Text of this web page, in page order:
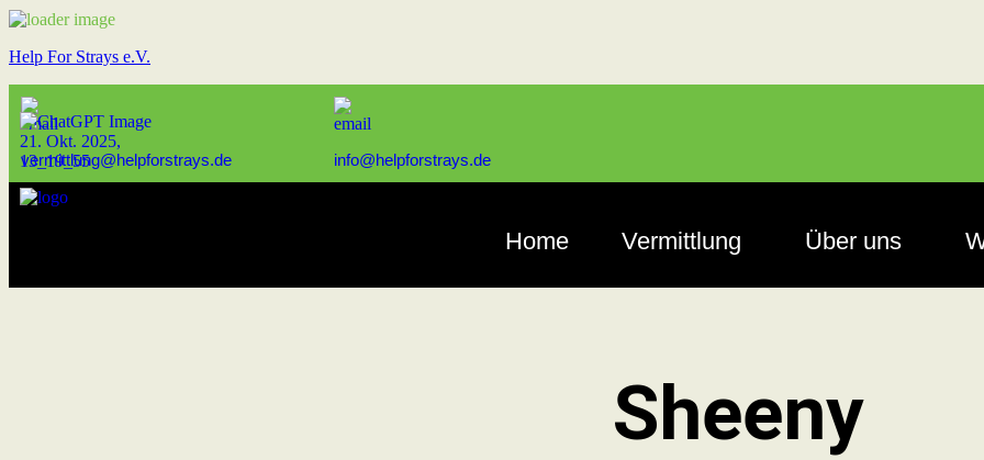
Help For Strays e.V.
vermittlung@helpforstrays.de info@helpforstrays.de
Home Vermittlung Über uns
Sheeny